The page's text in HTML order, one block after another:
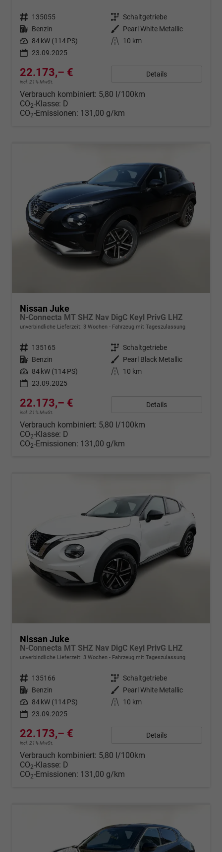
Fahrzeugnr. 135055 Getriebe Schaltgetriebe
Kraftstoff Benzin Außenfarbe Pearl White Metallic
Leistung 84 kW (114 PS) Kilometerstand
10 km
23.09.2025
22.173,– €
incl. 21% MwSt.
Details
Verbrauch kombiniert: 5,80 l/100km
CO2-Klasse: D
CO2-Emissionen: 131,00 g/km
Nissan Juke
N-Connecta MT SHZ Nav DigC Keyl PrivG LHZ
unverbindliche Lieferzeit: 3 Wochen Fahrzeug mit Tageszulassung
Fahrzeugnr. 135165 Getriebe Schaltgetriebe
Kraftstoff Benzin Außenfarbe Pearl Black Metallic
Leistung 84 kW (114 PS) Kilometerstand
10 km
23.09.2025
22.173,– €
incl. 21% MwSt.
Details
Verbrauch kombiniert: 5,80 l/100km
CO2-Klasse: D
CO2-Emissionen: 131,00 g/km
Nissan Juke
N-Connecta MT SHZ Nav DigC Keyl PrivG LHZ
unverbindliche Lieferzeit: 3 Wochen Fahrzeug mit Tageszulassung
Fahrzeugnr. 135166 Getriebe Schaltgetriebe
Kraftstoff Benzin Außenfarbe Pearl White Metallic
Leistung 84 kW (114 PS) Kilometerstand
10 km
23.09.2025
22.173,– €
incl. 21% MwSt.
Details
Verbrauch kombiniert: 5,80 l/100km
CO2-Klasse: D
CO2-Emissionen: 131,00 g/km